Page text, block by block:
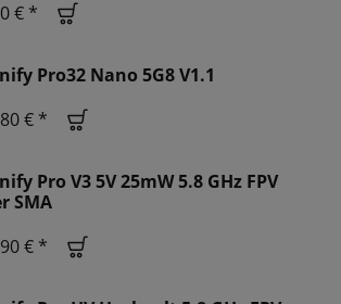
€ *
Pro32 Nano 5G8 V1.1
€ *
Pro V3 5V 25mW 5.8 GHz FPV
SMA
€ *